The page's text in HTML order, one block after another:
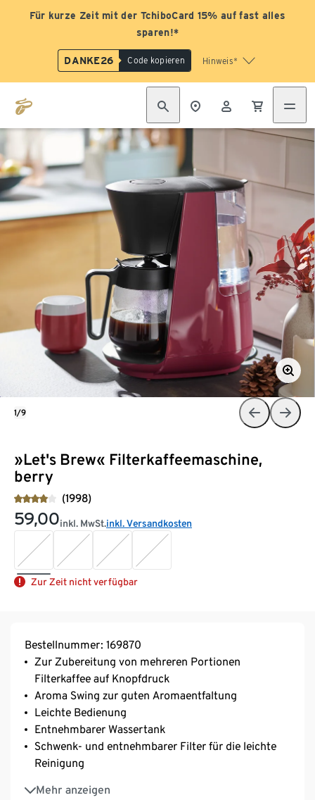
Für kurze Zeit mit der TchiboCard 15% auf fast alles
sparen!*
DANKE26 Code kopieren Hinweis*
»Let's Brew« Filterkaffeemaschine,
berry
(1998)
59,00inkl. MwSt.inkl. Versandkosten
Zur Zeit nicht verfügbar
1/9
Bestellnummer: 169870
Zur Zubereitung von mehreren Portionen
Filterkaffee auf Knopfdruck
Aroma Swing zur guten Aromaentfaltung
Leichte Bedienung
Entnehmbarer Wassertank
Schwenk- und entnehmbarer Filter für die leichte
Reinigung
Mehr anzeigen
Dosierhilfe auf Wassertank dank mitgeliefertem Lot